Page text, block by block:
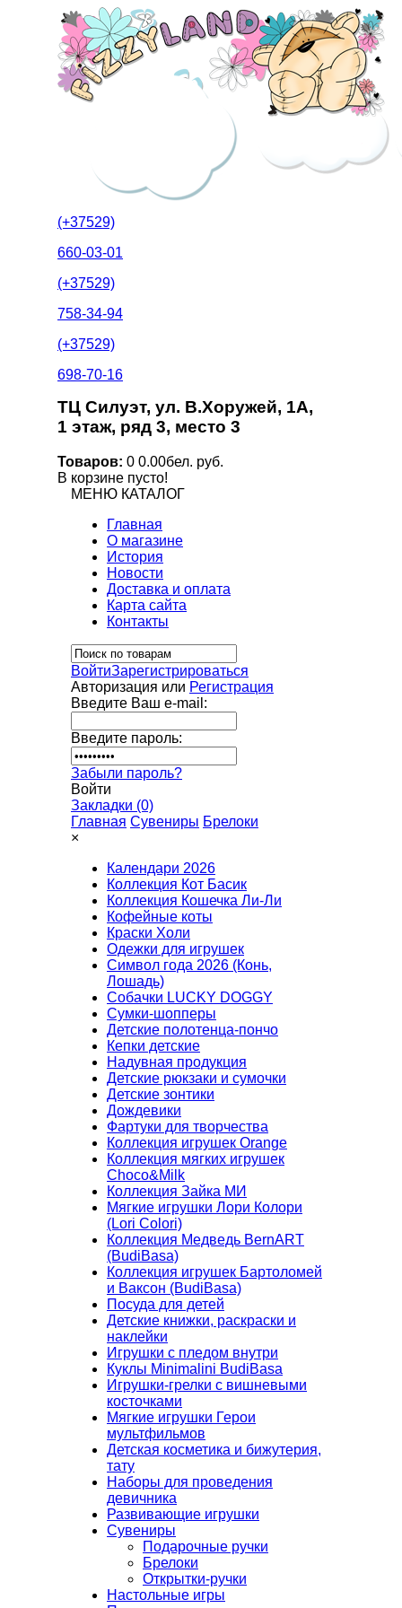
(+37529)
660-03-01
(+37529)
758-34-94
(+37529)
698-70-16
ТЦ Силуэт, ул. В.Хоружей, 1А,
1 этаж, ряд 3, место 3
Товаров: 0 0.00бел. руб.
В корзине пусто!
МЕНЮ КАТАЛОГ
Главная
О магазине
История
Новости
Доставка и оплата
Карта сайта
Контакты
ВойтиЗарегистрироваться
Авторизация или Регистрация
Введите Ваш e-mail:
Введите пароль:
Забыли пароль?
Войти
Закладки (0)
Главная Сувениры Брелоки
×
Календари 2026
Коллекция Кот Басик
Коллекция Кошечка Ли-Ли
Кофейные коты
Краски Холи
Одежки для игрушек
Символ года 2026 (Конь,
Лошадь)
Собачки LUCKY DOGGY
Сумки-шопперы
Детские полотенца-пончо
Кепки детские
Надувная продукция
Детские рюкзаки и сумочки
Детские зонтики
Дождевики
Фартуки для творчества
Коллекция игрушек Orange
Коллекция мягких игрушек
Choco&Milk
Коллекция Зайка МИ
Мягкие игрушки Лори Колори
(Lori Colori)
Коллекция Медведь BernART
(BudiBasa)
Коллекция игрушек Бартоломей
и Ваксон (BudiBasa)
Посуда для детей
Детские книжки, раскраски и
наклейки
Игрушки с пледом внутри
Куклы Minimalini BudiBasa
Игрушки-грелки с вишневыми
косточками
Мягкие игрушки Герои
мультфильмов
Детская косметика и бижутерия,
тату
Наборы для проведения
девичника
Развивающие игрушки
Сувениры
Подарочные ручки
Брелоки
Открытки-ручки
Настольные игры